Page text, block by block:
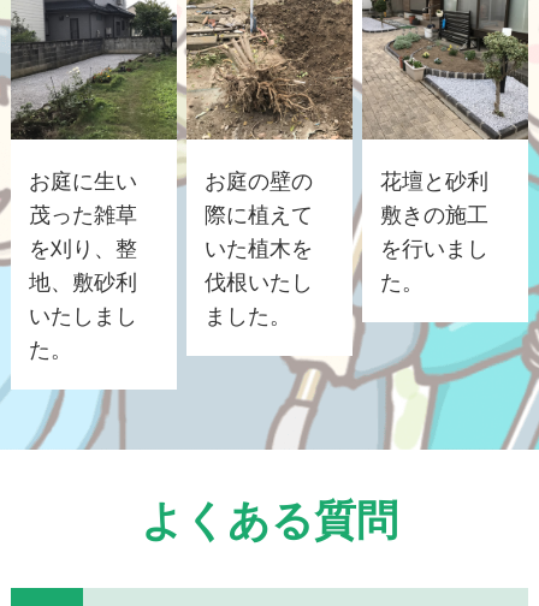
お庭に生い
茂った雑草
を刈り、整
地、敷砂利
いたしまし
た。
お庭の壁の
際に植えて
いた植木を
伐根いたし
ました。
花壇と砂利
敷きの施工
を行いまし
た。
よくある質問